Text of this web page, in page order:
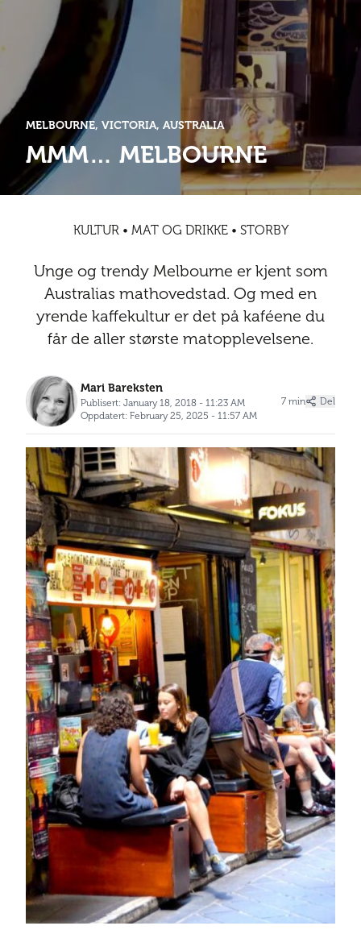
Natur
Nyheter
Safari
Storby
Trender
Sør-Amerika
Abonnementsfordeler
Våre vilkår og personvernpolicy
Annonsere
Kontakt
Abonnementsfordeler
Digitalutgaver
Nyheter Sol og bad
Spa og luksus Storby
Trender Vinter
MELBOURNE, VICTORIA, AUSTRALIA
MMM… MELBOURNE
KULTUR • MAT OG DRIKKE • STORBY
Unge og trendy Melbourne er kjent som
Australias mathovedstad. Og med en
yrende kaffekultur er det på kaféene du
får de aller største matopplevelsene.
Mari Bareksten
Publisert: January 18, 2018 - 11:23 AM
Oppdatert: February 25, 2025 - 11:57 AM
7 min Del